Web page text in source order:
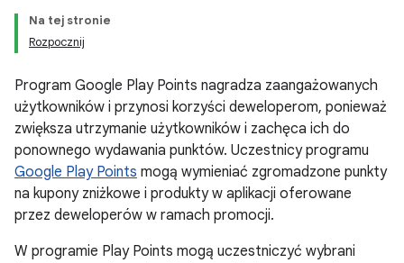
Na tej stronie
Rozpocznij
Program Google Play Points nagradza zaangażowanych
użytkowników i przynosi korzyści deweloperom, ponieważ
zwiększa utrzymanie użytkowników i zachęca ich do
ponownego wydawania punktów. Uczestnicy programu
Google Play Points mogą wymieniać zgromadzone punkty
na kupony zniżkowe i produkty w aplikacji oferowane
przez deweloperów w ramach promocji.
W programie Play Points mogą uczestniczyć wybrani